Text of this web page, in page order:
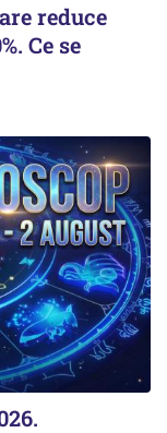
reduce
Ce se